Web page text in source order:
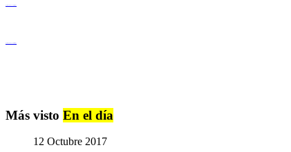
Más visto En el día
12 Octubre 2017